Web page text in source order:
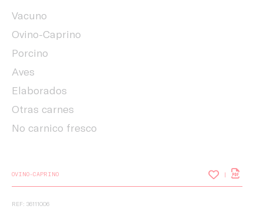
Vacuno
Ovino-Caprino
Porcino
Aves
Elaborados
Otras carnes
No carnico fresco
OVINO-CAPRINO
REF: 36111006